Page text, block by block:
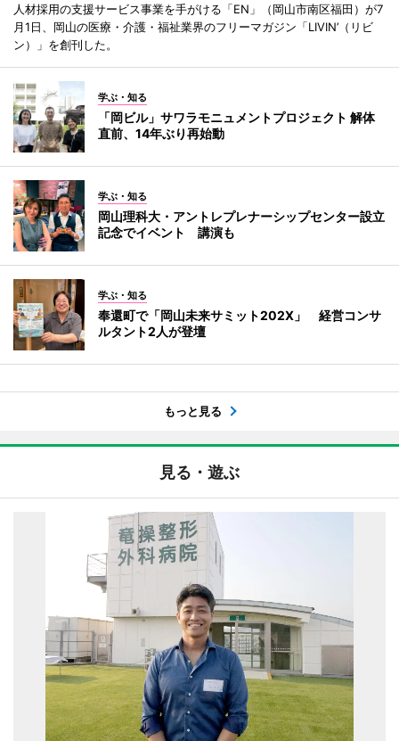
人材採用の支援サービス事業を手がける「EN」（岡山市南区福田）が7
月1日、岡山の医療・介護・福祉業界のフリーマガジン「LIVIN’（リビ
ン）」を創刊した。
学ぶ・知る
「岡ビル」サワラモニュメントプロジェクト 解体
直前、14年ぶり再始動
学ぶ・知る
岡山理科大・アントレプレナーシップセンター設立
記念でイベント 講演も
学ぶ・知る
奉還町で「岡山未来サミット202X」 経営コンサ
ルタント2人が登壇
もっと見る
見る・遊ぶ